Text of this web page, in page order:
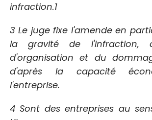
infraction.1
3 Le juge fixe l'amende en
la gravité de l'infraction,
d'organisation et du
d'après la capacité
l'entreprise.
4 Sont des entreprises au